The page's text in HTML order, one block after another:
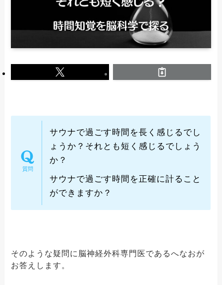
サウナで過ごす時間を長く感じるでし
ょうか？それとも短く感じるでしょう
か？
サウナで過ごす時間を正確に計ること
ができますか？
そのような疑問に脳神経外科専門医であるへなおが
お答えします。